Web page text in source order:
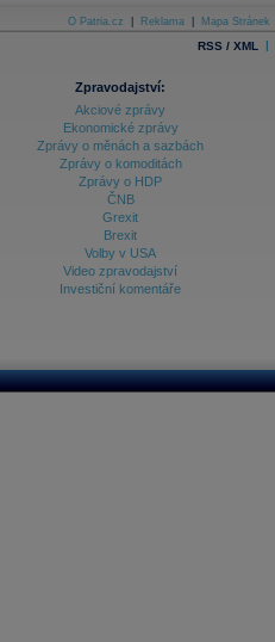
O Patria.cz Reklama Mapa Stránek
RSS / XML |
Zpravodajství:
Akciové zprávy
Ekonomické zprávy
Zprávy o měnách a sazbách
Zprávy o komoditách
Zprávy o HDP
ČNB
Grexit
Brexit
Volby v USA
Video zpravodajství
Investiční komentáře